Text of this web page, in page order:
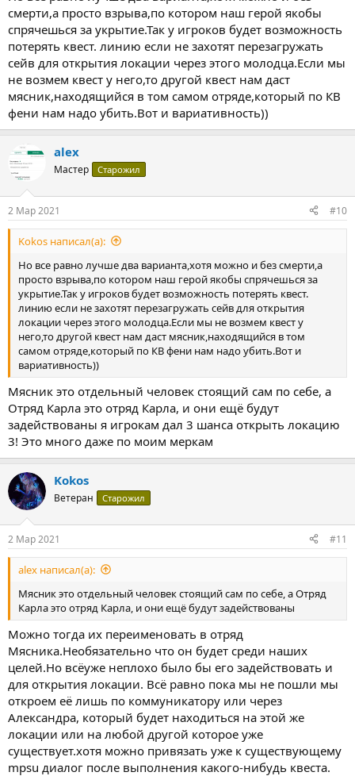
смерти,а просто взрыва,по котором наш герой якобы
спрячешься за укрытие.Так у игроков будет возможность
потерять квест. линию если не захотят перезагружать
сейв для открытия локации через этого молодца.Если мы
не возмем квест у него,то другой квест нам даст
мясник,находящийся в том самом отряде,который по КВ
фени нам надо убить.Вот и вариативность))
alex
Мастер Старожил
2 Мар 2021 #10
Kokos написал(а):
Но все равно лучше два варианта,хотя можно и без смерти,а
просто взрыва,по котором наш герой якобы спрячешься за
укрытие.Так у игроков будет возможность потерять квест.
линию если не захотят перезагружать сейв для открытия
локации через этого молодца.Если мы не возмем квест у
него,то другой квест нам даст мясник,находящийся в том
самом отряде,который по КВ фени нам надо убить.Вот и
вариативность))
Мясник это отдельный человек стоящий сам по себе, а
Отряд Карла это отряд Карла, и они ещё будут
задействованы я игрокам дал 3 шанса открыть локацию
3! Это много даже по моим меркам
Kokos
Ветеран Старожил
2 Мар 2021 #11
alex написал(а):
Мясник это отдельный человек стоящий сам по себе, а Отряд
Карла это отряд Карла, и они ещё будут задействованы
Можно тогда их переименовать в отряд
Мясника.Необязательно что он будет среди наших
целей.Но всёуже неплохо было бы его задействовать и
для открытия локации. Всё равно пока мы не пошли мы
откроем её лишь по коммуникатору или через
Александра, который будет находиться на этой же
локации или на любой другой которое уже
существует.хотя можно привязать уже к существующему
mpsu диалог после выполнения какого-нибудь квеста.